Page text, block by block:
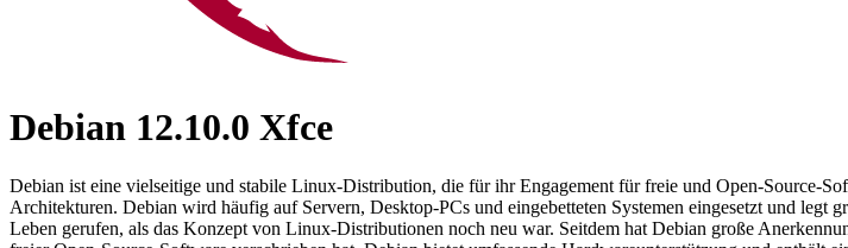
Debian 12.10.0 Xfce
Debian ist eine vielseitige und stabile Linux-Distribution, die für ihr Engagement für freie und Open-Source-
Architekturen. Debian wird häufig auf Servern, Desktop-PCs und eingebetteten Systemen eingesetzt und
Leben gerufen, als das Konzept von Linux-Distributionen noch neu war. Seitdem hat Debian große